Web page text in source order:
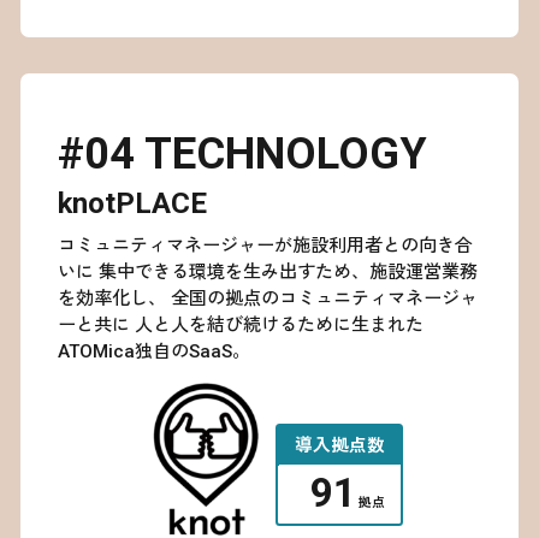
#04 TECHNOLOGY
knotPLACE
コミュニティマネージャーが施設利用者との向き合
いに 集中できる環境を生み出すため、施設運営業務
を効率化し、
全国の拠点のコミュニティマネージャ
ーと共に 人と人を結び続けるために生まれた
ATOMica独自のSaaS。
導入拠点数
77
78
80
81
83
84
85
86
89
90
91 拠点